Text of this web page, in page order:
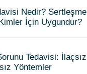
Nedir? Sertleşme
İçin Uygundur?
Tedavisi: İlaçsız
Yöntemler